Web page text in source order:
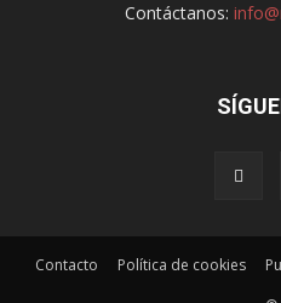
Contáctanos:
Contacto Política de cookies